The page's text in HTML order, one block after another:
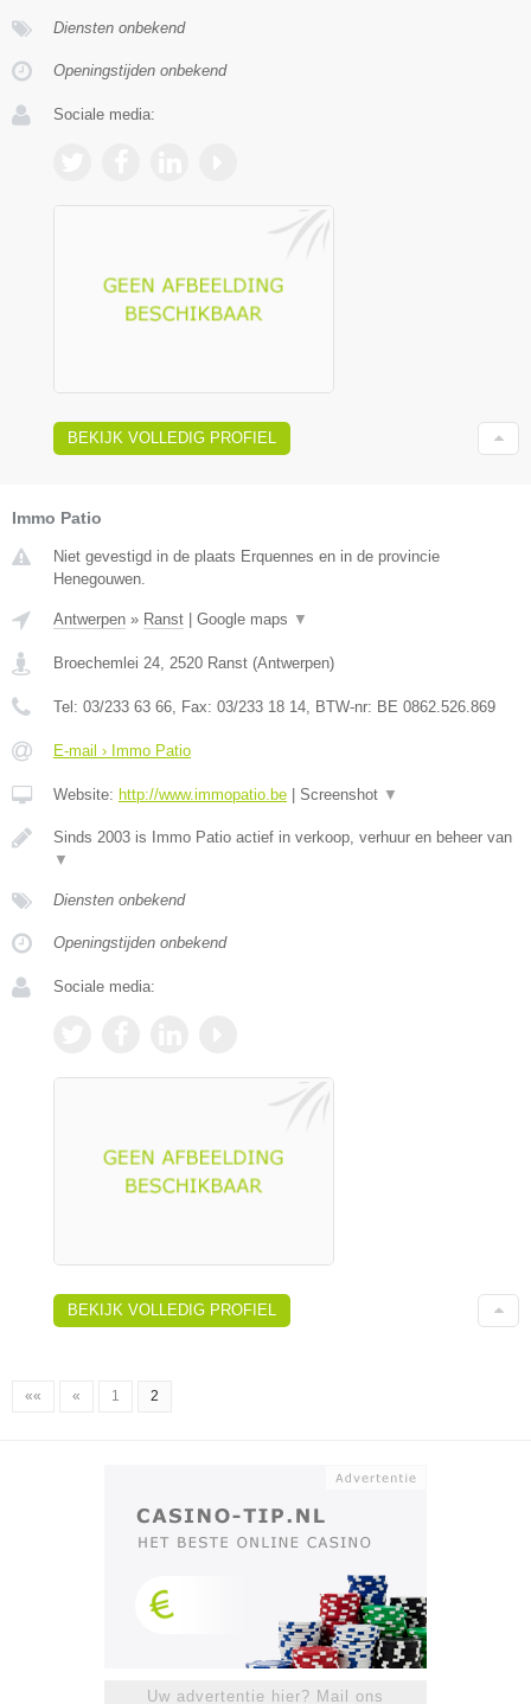
Diensten onbekend
Openingstijden onbekend
Sociale media:
BEKIJK VOLLEDIG PROFIEL
Immo Patio
Niet gevestigd in de plaats Erquennes en in de provincie
Henegouwen.
Antwerpen » Ranst Google maps ▼
Broechemlei 24 2520 Ranst (Antwerpen)
Tel: 03/233 63 66 , Fax: 03/233 18 14 , BTW-nr: BE 0862.526.869
E-mail › Immo Patio
Website: http://www.immopatio.be Screenshot ▼
Sinds 2003 is Immo Patio actief in verkoop, verhuur en beheer van
▼
Diensten onbekend
Openingstijden onbekend
Sociale media:
BEKIJK VOLLEDIG PROFIEL
«« « 1 2
Uw advertentie hier? Mail ons